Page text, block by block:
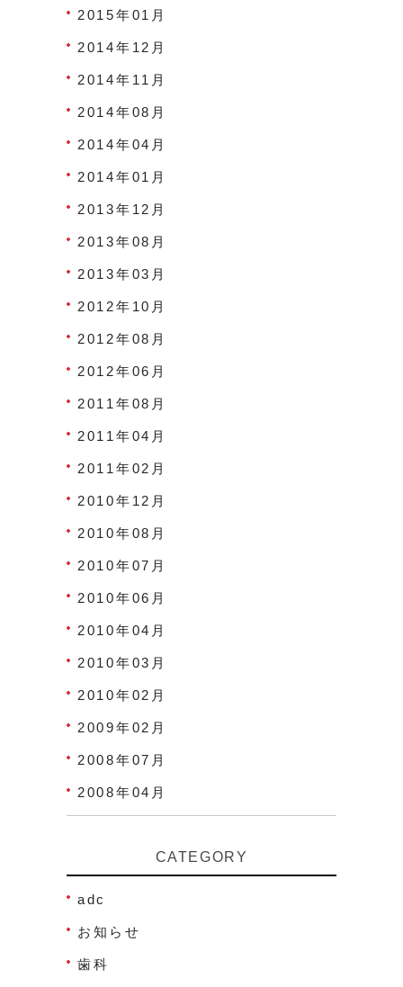
2015年01月
2014年12月
2014年11月
2014年08月
2014年04月
2014年01月
2013年12月
2013年08月
2013年03月
2012年10月
2012年08月
2012年06月
2011年08月
2011年04月
2011年02月
2010年12月
2010年08月
2010年07月
2010年06月
2010年04月
2010年03月
2010年02月
2009年02月
2008年07月
2008年04月
CATEGORY
adc
お知らせ
歯科